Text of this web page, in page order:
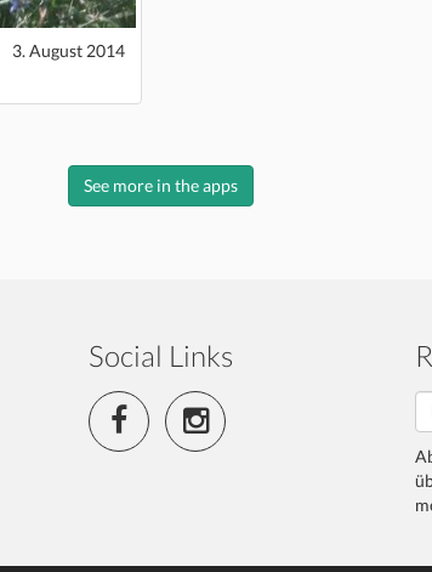
3. August 2014
See more in the apps
Social Links